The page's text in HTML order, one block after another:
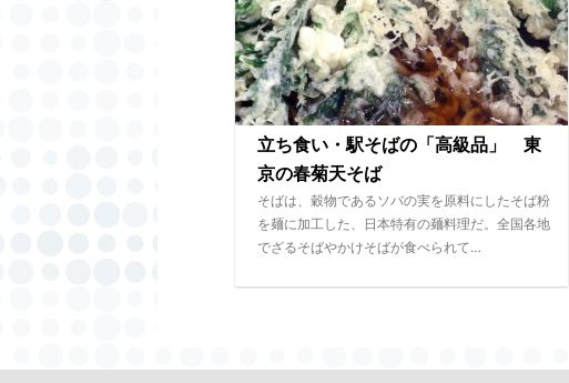
立ち食い・駅そばの「高級品」 東
京の春菊天そば
そばは、穀物であるソバの実を原料にしたそば粉
を麺に加工した、日本特有の麺料理だ。全国各地
でざるそばやかけそばが食べられて…